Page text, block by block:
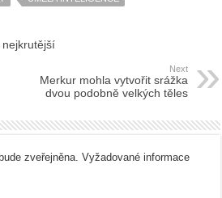
nejkrutější
Next
Merkur mohla vytvořit srážka
dvou podobně velkých těles
zveřejněna. Vyžadované informace